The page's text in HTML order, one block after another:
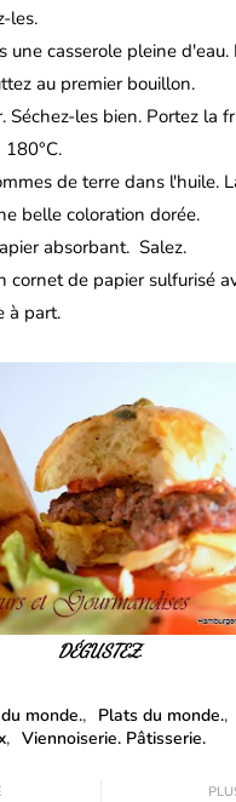
les.
une casserole pleine d'eau.
au premier bouillon.
Séchez-les bien. Portez la
180°C.
de terre dans l'huile.
belle coloration dorée.
absorbant. Salez.
cornet de papier sulfurisé
à part.
DÉGUSTEZ.
monde.
Plats du monde.
Viennoiserie. Pâtisserie.